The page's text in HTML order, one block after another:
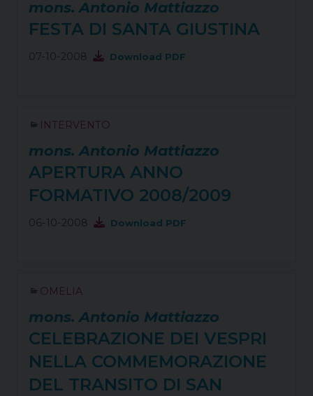
mons. Antonio Mattiazzo
FESTA DI SANTA GIUSTINA
07-10-2008 Download PDF
INTERVENTO
mons. Antonio Mattiazzo
APERTURA ANNO
FORMATIVO 2008/2009
06-10-2008 Download PDF
OMELIA
mons. Antonio Mattiazzo
CELEBRAZIONE DEI VESPRI
NELLA COMMEMORAZIONE
DEL TRANSITO DI SAN